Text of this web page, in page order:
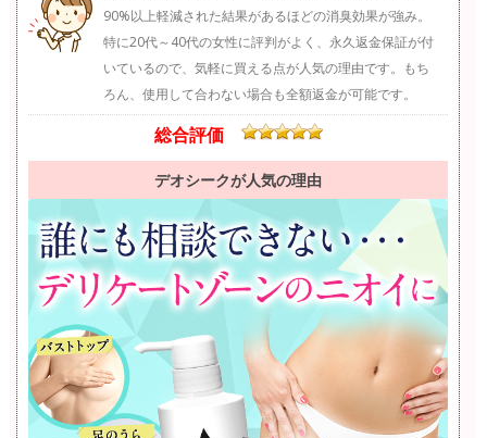
90%以上軽減された結果があるほどの消臭効果が強み。
特に20代～40代の女性に評判がよく、永久返金保証が付
いているので、気軽に買える点が人気の理由です。もち
ろん、使用して合わない場合も全額返金が可能です。
総合評価
デオシークが人気の理由